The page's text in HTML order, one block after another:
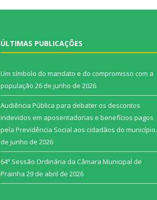
ÚLTIMAS PUBLICAÇÕES
Um símbolo do mandato e do compromisso com a
população 26 de junho de 2026
Audiência Pública para debater os descontos
indevidos em aposentadorias e benefícios pagos
pela Previdência Social aos cidadãos do município.
de junho de 2026
64ª Sessão Ordinária da Câmara Municipal de
Prainha 29 de abril de 2026